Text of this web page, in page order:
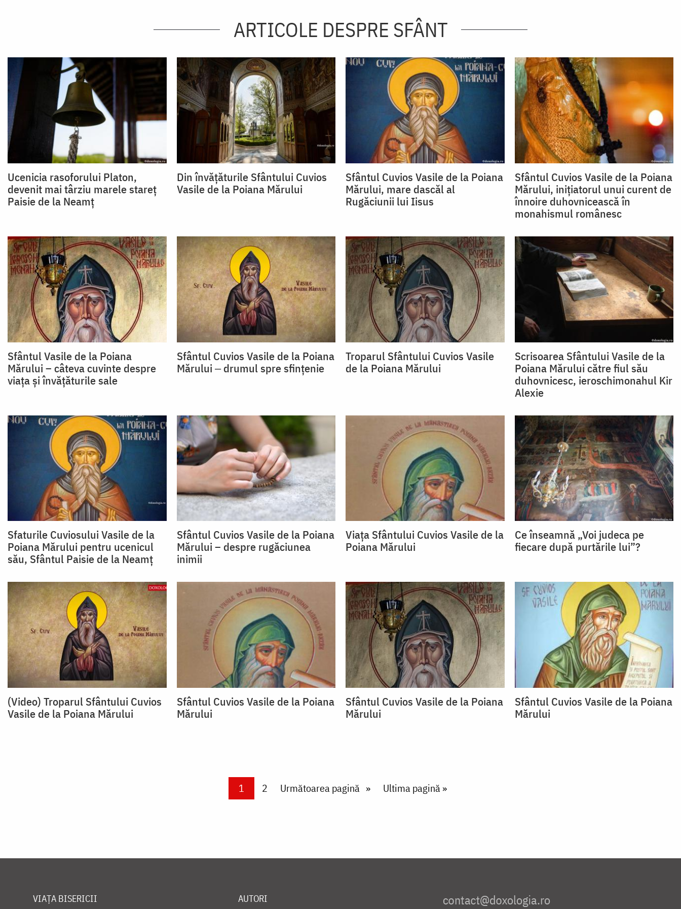
ARTICOLE DESPRE SFÂNT
Ucenicia rasoforului Platon,
devenit mai târziu marele stareț
Paisie de la Neamț
Din învățăturile Sfântului Cuvios
Vasile de la Poiana Mărului
Sfântul Cuvios Vasile de la Poiana
Mărului, mare dascăl al
Rugăciunii lui Iisus
Sfântul Cuvios Vasile de la Poiana
Mărului, inițiatorul unui curent de
înnoire duhovnicească în
monahismul românesc
Sfântul Vasile de la Poiana
Mărului – câteva cuvinte despre
viața și învățăturile sale
Sfântul Cuvios Vasile de la Poiana
Mărului ‒ drumul spre sfințenie
Troparul Sfântului Cuvios Vasile
de la Poiana Mărului
Scrisoarea Sfântului Vasile de la
Poiana Mărului către fiul său
duhovnicesc, ieroschimonahul Kir
Alexie
Sfaturile Cuviosului Vasile de la
Poiana Mărului pentru ucenicul
său, Sfântul Paisie de la Neamţ
Sfântul Cuvios Vasile de la Poiana
Mărului – despre rugăciunea
inimii
Viața Sfântului Cuvios Vasile de la
Poiana Mărului
Ce înseamnă „Voi judeca pe
fiecare după purtările lui”?
(Video) Troparul Sfântului Cuvios
Vasile de la Poiana Mărului
Sfântul Cuvios Vasile de la Poiana
Mărului
Sfântul Cuvios Vasile de la Poiana
Mărului
Sfântul Cuvios Vasile de la Poiana
Mărului
Current page
1 Page
2 Next page
Următoarea pagină Last page
Ultima pagină »
VIAȚA BISERICII AUTORI